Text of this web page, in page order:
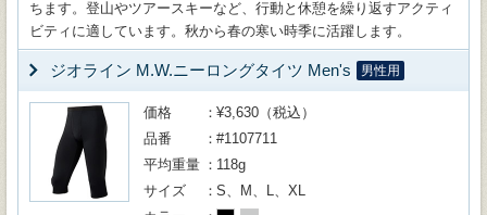
ちます。登山やツアースキーなど、行動と休憩を繰り返すアクティ
ビティに適しています。秋から春の寒い時季に活躍します。
ジオライン M.W.ニーロングタイツ Men's 男性用
価格
¥3,630（税込）
品番
#1107711
平均重量
118g
サイズ
S、M、L、XL